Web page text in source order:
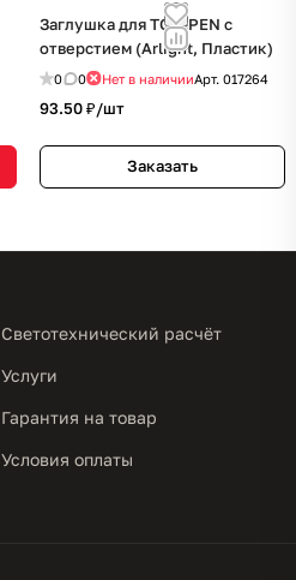
Заглушка для TOP-PEN с
отверстием (Arlight, Пластик)
0 0 Нет в наличииАрт. 017264
93.50 ₽/шт
Заказать
Светотехнический расчёт
Услуги
Гарантия на товар
Условия оплаты